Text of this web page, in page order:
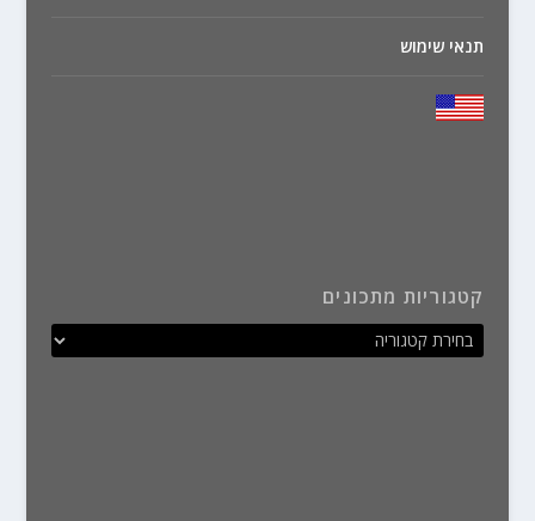
תנאי שימוש
קטגוריות מתכונים